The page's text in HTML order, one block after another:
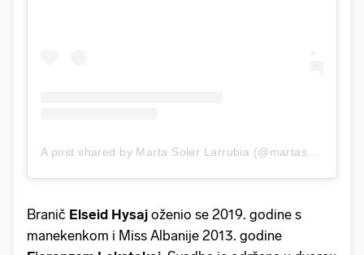
Branič Elseid Hysaj oženio se 2019. godine s
manekenkom i Miss Albanije 2013. godine